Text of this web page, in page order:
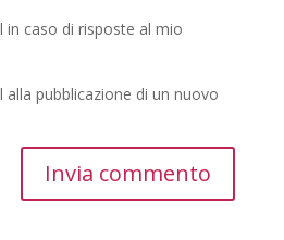
in caso di risposte al mio
alla pubblicazione di un nuovo